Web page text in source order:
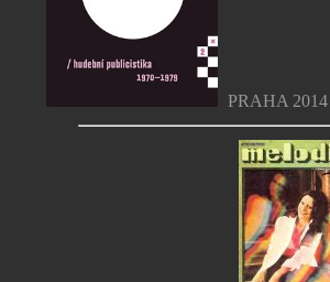
PRAHA 2014